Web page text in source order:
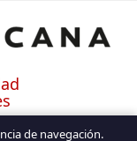
de navegación.